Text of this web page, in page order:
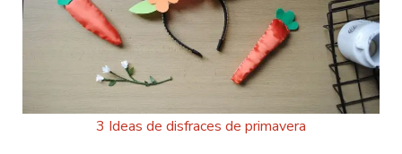
3 Ideas de disfraces de primavera